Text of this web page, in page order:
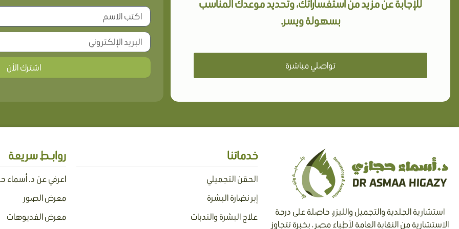
للإجابة عن مزيد من استفساراتك، وتحديد موعدك المناسب
بسهولة ويسر.
تواصلي مباشرة اشترك الأن
استشارية الجلدية والتجميل والليزر، حاصلة على درجة
الاستشارية من النقابة العامة لأطباء مصر ، بخبرة تتجاوز
خدماتنا
الحقن التجميلي
إبر نضارة البشرة
علاج البشرة والندبات
روابـط سريعة
اعرفي عن د. أسماء
معرض الصور
معرض الفديوهات